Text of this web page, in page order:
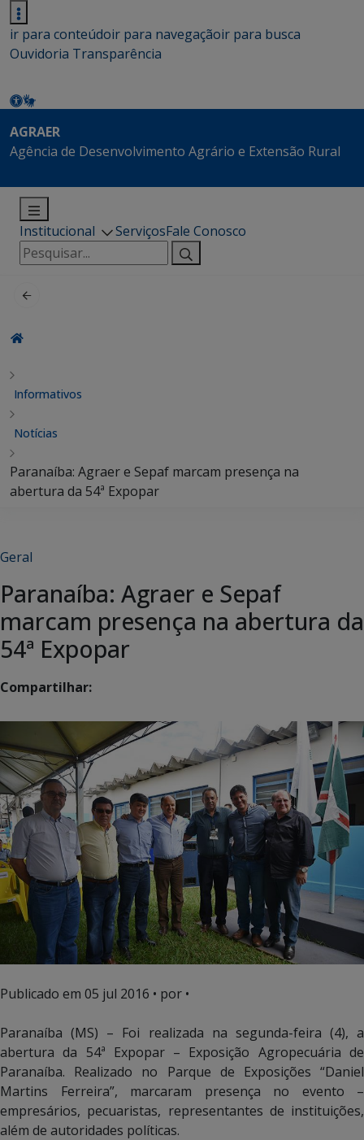
ir para conteúdoir para navegaçãoir para busca
Ouvidoria Transparência
AGRAER
Agência de Desenvolvimento Agrário e Extensão Rural
Institucional ServiçosFale Conosco
Pesquisar
por:
Informativos
Notícias
Paranaíba: Agraer e Sepaf marcam presença na
abertura da 54ª Expopar
Geral
Paranaíba: Agraer e Sepaf
marcam presença na abertura da
54ª Expopar
Compartilhar:
Publicado em 05 jul 2016 • por •
Paranaíba (MS) – Foi realizada na segunda-feira (4), a
abertura da 54ª Expopar – Exposição Agropecuária de
Paranaíba. Realizado no Parque de Exposições “Daniel
Martins Ferreira”, marcaram presença no evento –
empresários, pecuaristas, representantes de instituições,
além de autoridades políticas.